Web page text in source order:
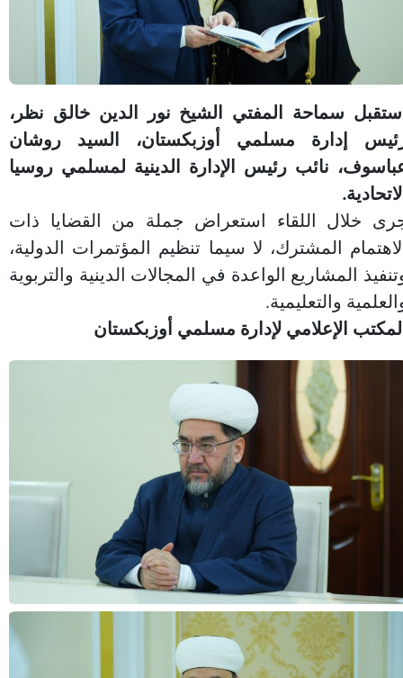
سماحة المفتي الشيخ نور الدين خالق نظر،
إدارة مسلمي أوزبكستان، السيد روشان
نائب رئيس الإدارة الدينية لمسلمي روسيا
خلال اللقاء استعراض جملة من القضايا ذات
المشترك، لا سيما تنظيم المؤتمرات الدولية،
المشاريع الواعدة في المجالات الدينية والتربوية
والتعليمية.
الإعلامي لإدارة مسلمي أوزبكستان